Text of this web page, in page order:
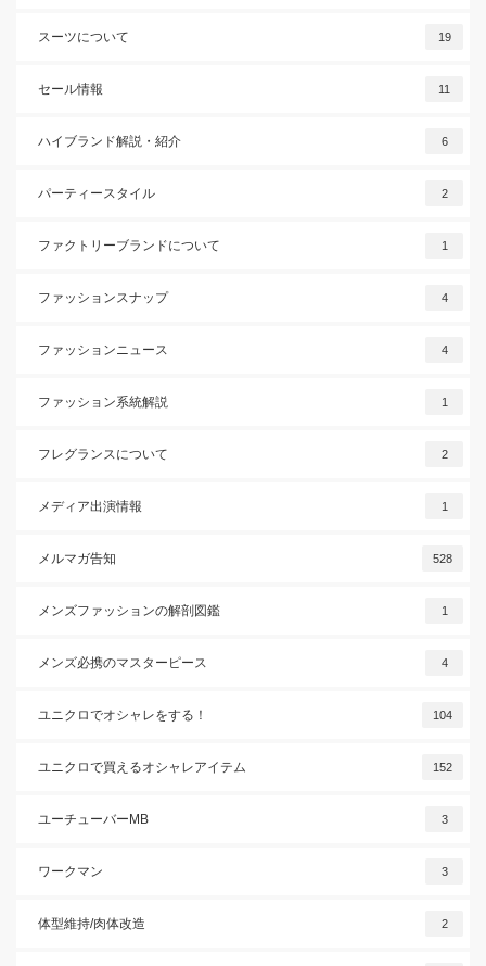
スーツについて 19
セール情報 11
ハイブランド解説・紹介 6
パーティースタイル 2
ファクトリーブランドについて 1
ファッションスナップ 4
ファッションニュース 4
ファッション系統解説 1
フレグランスについて 2
メディア出演情報 1
メルマガ告知 528
メンズファッションの解剖図鑑 1
メンズ必携のマスターピース 4
ユニクロでオシャレをする！ 104
ユニクロで買えるオシャレアイテム 152
ユーチューバーMB 3
ワークマン 3
体型維持/肉体改造 2